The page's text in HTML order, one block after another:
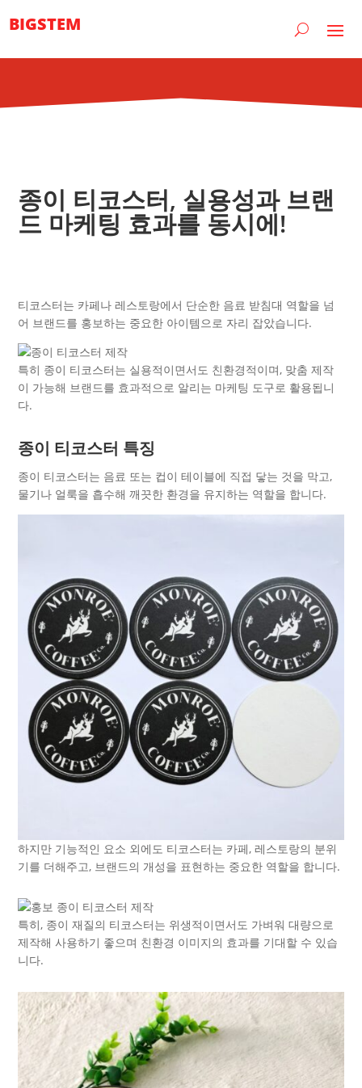
BIGSTEM
종이 티코스터, 실용성과 브랜
드 마케팅 효과를 동시에!
티코스터는 카페나 레스토랑에서 단순한 음료 받침대 역할을 넘
어 브랜드를 홍보하는 중요한 아이템으로 자리 잡았습니다.
특히 종이 티코스터는 실용적이면서도 친환경적이며, 맞춤 제작
이 가능해 브랜드를 효과적으로 알리는 마케팅 도구로 활용됩니
다.
종이 티코스터 특징
종이 티코스터는 음료 또는 컵이 테이블에 직접 닿는 것을 막고,
물기나 얼룩을 흡수해 깨끗한 환경을 유지하는 역할을 합니다.
하지만 기능적인 요소 외에도 티코스터는 카페, 레스토랑의 분위
기를 더해주고, 브랜드의 개성을 표현하는 중요한 역할을 합니다.
특히, 종이 재질의 티코스터는 위생적이면서도 가벼워 대량으로
제작해 사용하기 좋으며 친환경 이미지의 효과를 기대할 수 있습
니다.